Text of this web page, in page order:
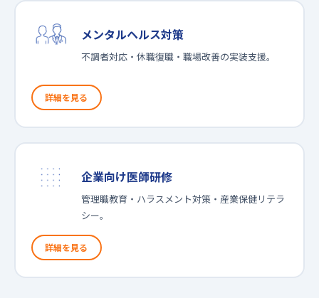
メンタルヘルス対策
不調者対応・休職復職・職場改善の実装支援。
詳細を見る
企業向け医師研修
管理職教育・ハラスメント対策・産業保健リテラ
シー。
詳細を見る